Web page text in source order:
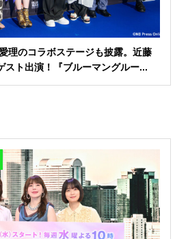
理のコラボステージも披露。近藤
スト出演！『ブルーマングルー...